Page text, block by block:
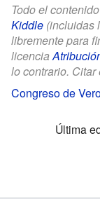
Todo el
Kiddle (incluidas
libremente para
licencia
lo contrario. Citar
Congreso de
Última